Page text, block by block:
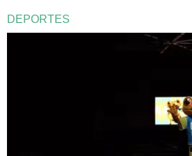
DEPORTES